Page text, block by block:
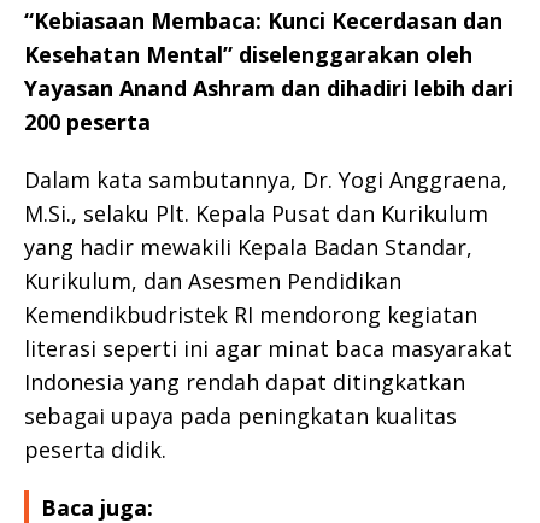
“Kebiasaan Membaca: Kunci Kecerdasan dan
Kesehatan Mental” diselenggarakan oleh
Yayasan Anand Ashram dan dihadiri lebih dari
200 peserta
Dalam kata sambutannya, Dr. Yogi Anggraena,
M.Si., selaku Plt. Kepala Pusat dan Kurikulum
yang hadir mewakili Kepala Badan Standar,
Kurikulum, dan Asesmen Pendidikan
Kemendikbudristek RI mendorong kegiatan
literasi seperti ini agar minat baca masyarakat
Indonesia yang rendah dapat ditingkatkan
sebagai upaya pada peningkatan kualitas
peserta didik.
Baca juga: